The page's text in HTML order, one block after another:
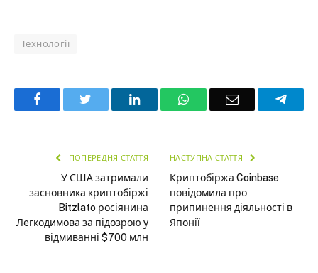
Технології
Facebook LinkedInWhatsAppEmail
ПОПЕРЕДНЯ СТАТТЯ
У США затримали
засновника криптобіржі
Bitzlato росіянина
Легкодимова за підозрою у
відмиванні $700 млн
НАСТУПНА СТАТТЯ
Криптобіржа Coinbase
повідомила про
припинення діяльності в
Японії